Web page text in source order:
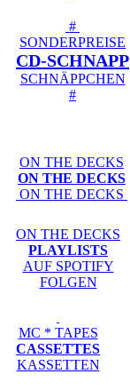
#
SONDERPREISE
CD-SCHNAPP
SCHNÄPPCHEN
#
ON THE DECKS
ON THE DECKS
ON THE DECKS
ON THE DECKS
PLAYLISTS
AUF SPOTIFY
FOLGEN
MC * TAPES
CASSETTES
KASSETTEN